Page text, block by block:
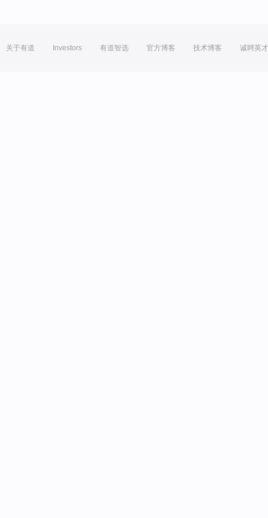
关于有道 Investors 有道智选 官方博客 技术博客 诚聘英才